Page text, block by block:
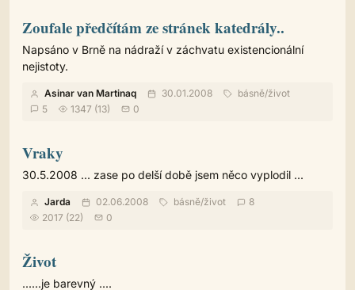
Zoufale předčítám ze stránek katedrály..
Napsáno v Brně na nádraží v záchvatu existencionální
nejistoty.
Asinar van Martinaq 30.01.2008 básně/život
5
1347 (13) 0
Vraky
30.5.2008 ... zase po delší době jsem něco vyplodil ...
Jarda 02.06.2008 básně/život
8
2017 (22)
0
Život
......je barevný ....